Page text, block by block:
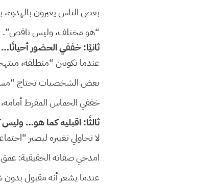
بعض الناس يعبرون
“هو مختلف، وليس ناقص”.
ثانيًا: خففي الحضور
عندما تكونين “منطلقة،
بعض الشخصيات تحتاج
خففي الحماس المفرط
ثالثًا: اقبليه كما هو…
لا تحاولي تغييره ليصير
امدحي صفاته الحقيقية:
عندما يشعر أنه مقبول بدون